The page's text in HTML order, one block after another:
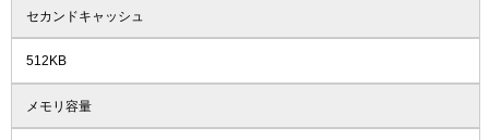
セカンドキャッシュ
512KB
メモリ容量